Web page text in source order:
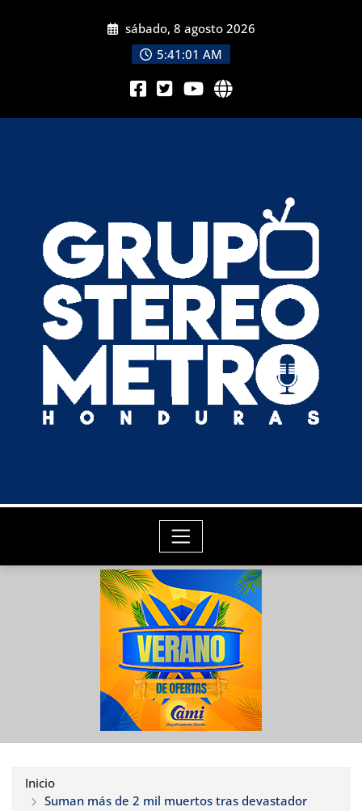
sábado, 8 agosto 2026
5:41:02 AM
Inicio
Suman más de 2 mil muertos tras devastador